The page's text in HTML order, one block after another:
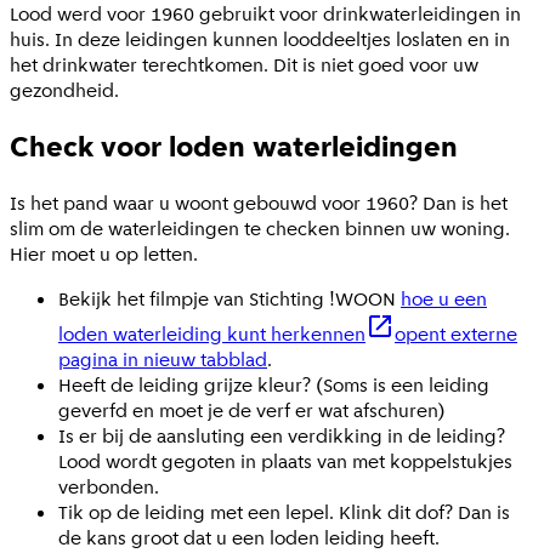
Lood werd voor 1960 gebruikt voor drinkwaterleidingen in
huis. In deze leidingen kunnen looddeeltjes loslaten en in
het drinkwater terechtkomen. Dit is niet goed voor uw
gezondheid.
Check voor loden waterleidingen
Is het pand waar u woont gebouwd voor 1960? Dan is het
slim om de waterleidingen te checken binnen uw woning.
Hier moet u op letten.
Bekijk het filmpje van Stichting !WOON hoe u een
loden waterleiding kunt herkennen
opent externe
pagina in nieuw tabblad.
Heeft de leiding grijze kleur? (Soms is een leiding
geverfd en moet je de verf er wat afschuren)
Is er bij de aansluting een verdikking in de leiding?
Lood wordt gegoten in plaats van met koppelstukjes
verbonden.
Tik op de leiding met een lepel. Klink dit dof? Dan is
de kans groot dat u een loden leiding heeft.